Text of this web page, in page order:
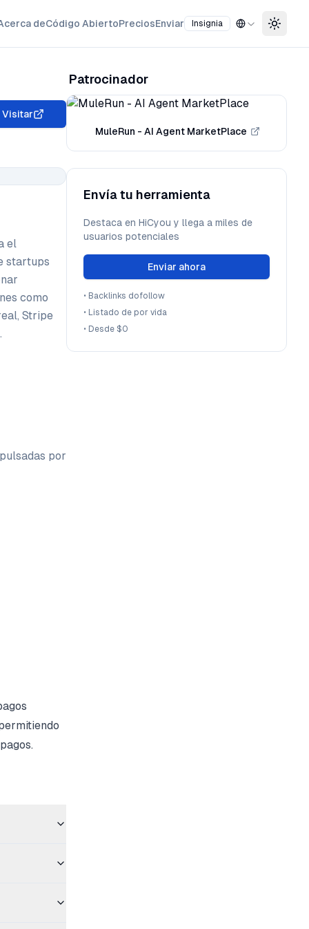
deCódigo AbiertoPreciosEnviar Insignia
Visitar
el
startups
como
Stripe
por
Patrocinador
MuleRun - AI Agent MarketPlace
Envía tu herramienta
Destaca en HiCyou y llega a miles de
usuarios potenciales
Enviar ahora
• Backlinks dofollow
• Listado de por vida
• Desde $0